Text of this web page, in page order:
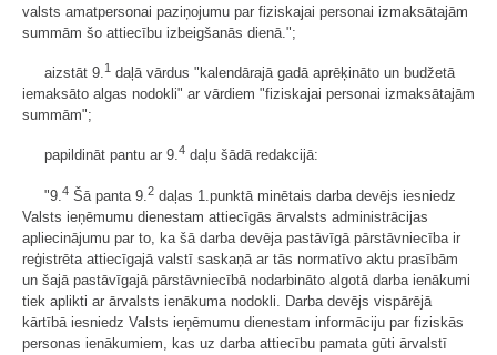
valsts amatpersonai paziņojumu par fiziskajai personai izmaksātajām
summām šo attiecību izbeigšanās dienā.";
aizstāt 9.1 daļā vārdus "kalendārajā gadā aprēķināto un budžetā
iemaksāto algas nodokli" ar vārdiem "fiziskajai personai izmaksātajām
summām";
papildināt pantu ar 9.4 daļu šādā redakcijā:
"9.4 Šā panta 9.2 daļas 1.punktā minētais darba devējs iesniedz
Valsts ieņēmumu dienestam attiecīgās ārvalsts administrācijas
apliecinājumu par to, ka šā darba devēja pastāvīgā pārstāvniecība ir
reģistrēta attiecīgajā valstī saskaņā ar tās normatīvo aktu prasībām
un šajā pastāvīgajā pārstāvniecībā nodarbināto algotā darba ienākumi
tiek aplikti ar ārvalsts ienākuma nodokli. Darba devējs vispārējā
kārtībā iesniedz Valsts ieņēmumu dienestam informāciju par fiziskās
personas ienākumiem, kas uz darba attiecību pamata gūti ārvalstī